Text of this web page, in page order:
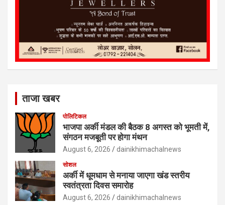
ताजा खबर
पोलिटिकल
भाजपा अर्की मंडल की बैठक 8 अगस्त को भूमती में,
संगठन मजबूती पर होगा मंथन
August 6, 2026 dainikhimachalnews
सोशल
अर्की में धूमधाम से मनाया जाएगा खंड स्तरीय
स्वतंत्रता दिवस समारोह
August 6, 2026 dainikhimachalnews